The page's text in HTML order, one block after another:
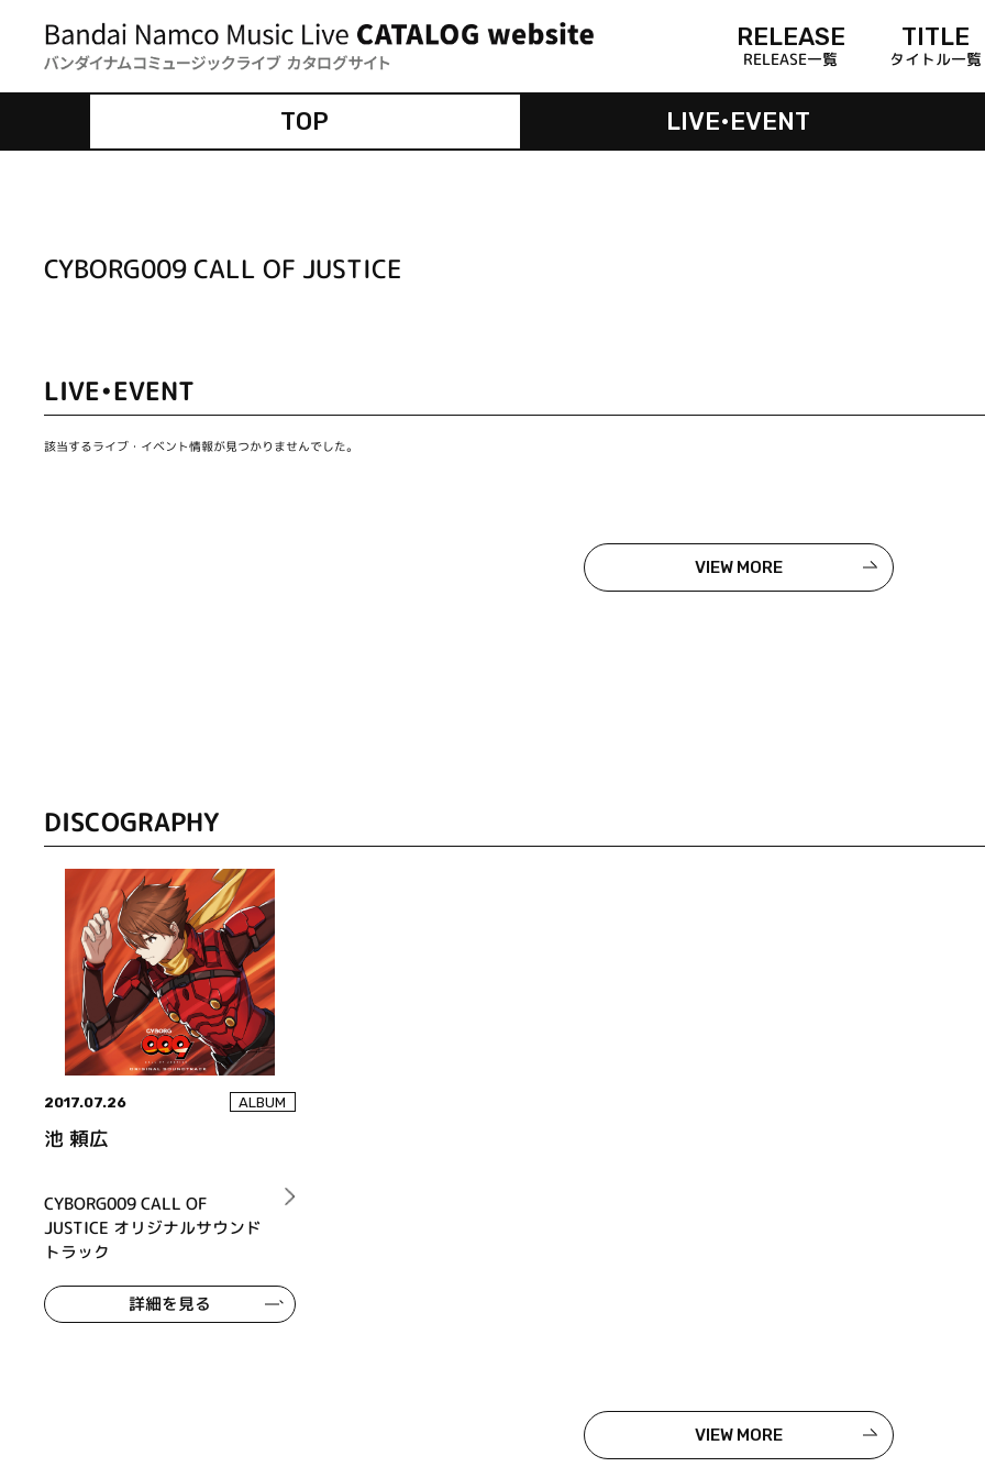
RELEASE
RELEASE一覧
TITLE
タイトル一覧
TOP LIVE•EVENT
CYBORG009 CALL OF JUSTICE
LIVE•EVENT
該当するライブ・イベント情報が見つかりませんでした。
VIEW MORE
DISCOGRAPHY
2017.07.26 ALBUM
池 頼広
CYBORG009 CALL OF
JUSTICE オリジナルサウンド
トラック
詳細を見る
VIEW MORE